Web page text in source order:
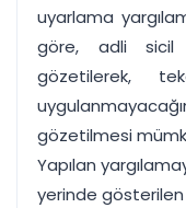
uyarlama
göre, adli sicil
gözetilerek,
gözetilmesi
Yapılan
yerinde